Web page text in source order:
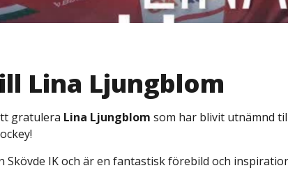
Lina Ljungblom
gratulera Lina Ljungblom som har blivit utnämnd
Skövde IK och är en fantastisk förebild och